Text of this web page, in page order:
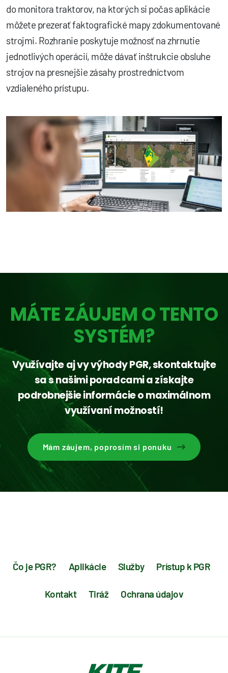
do monitora traktorov, na ktorých si počas aplikácie
môžete prezerať faktografické mapy zdokumentované
strojmi. Rozhranie poskytuje možnosť na zhrnutie
jednotlivých operácií, môže dávať inštrukcie obsluhe
strojov na presnejšie zásahy prostredníctvom
vzdialeného prístupu.
MÁTE ZÁUJEM O TENTO
SYSTÉM?
Využívajte aj vy výhody PGR, skontaktujte
sa s našimi poradcami a získajte
podrobnejšie informácie o maximálnom
využívaní možností!
Mám záujem, poprosím si ponuku
Čo je PGR? Aplikácie Služby Prístup k PGR
Kontakt Tiráž Ochrana údajov